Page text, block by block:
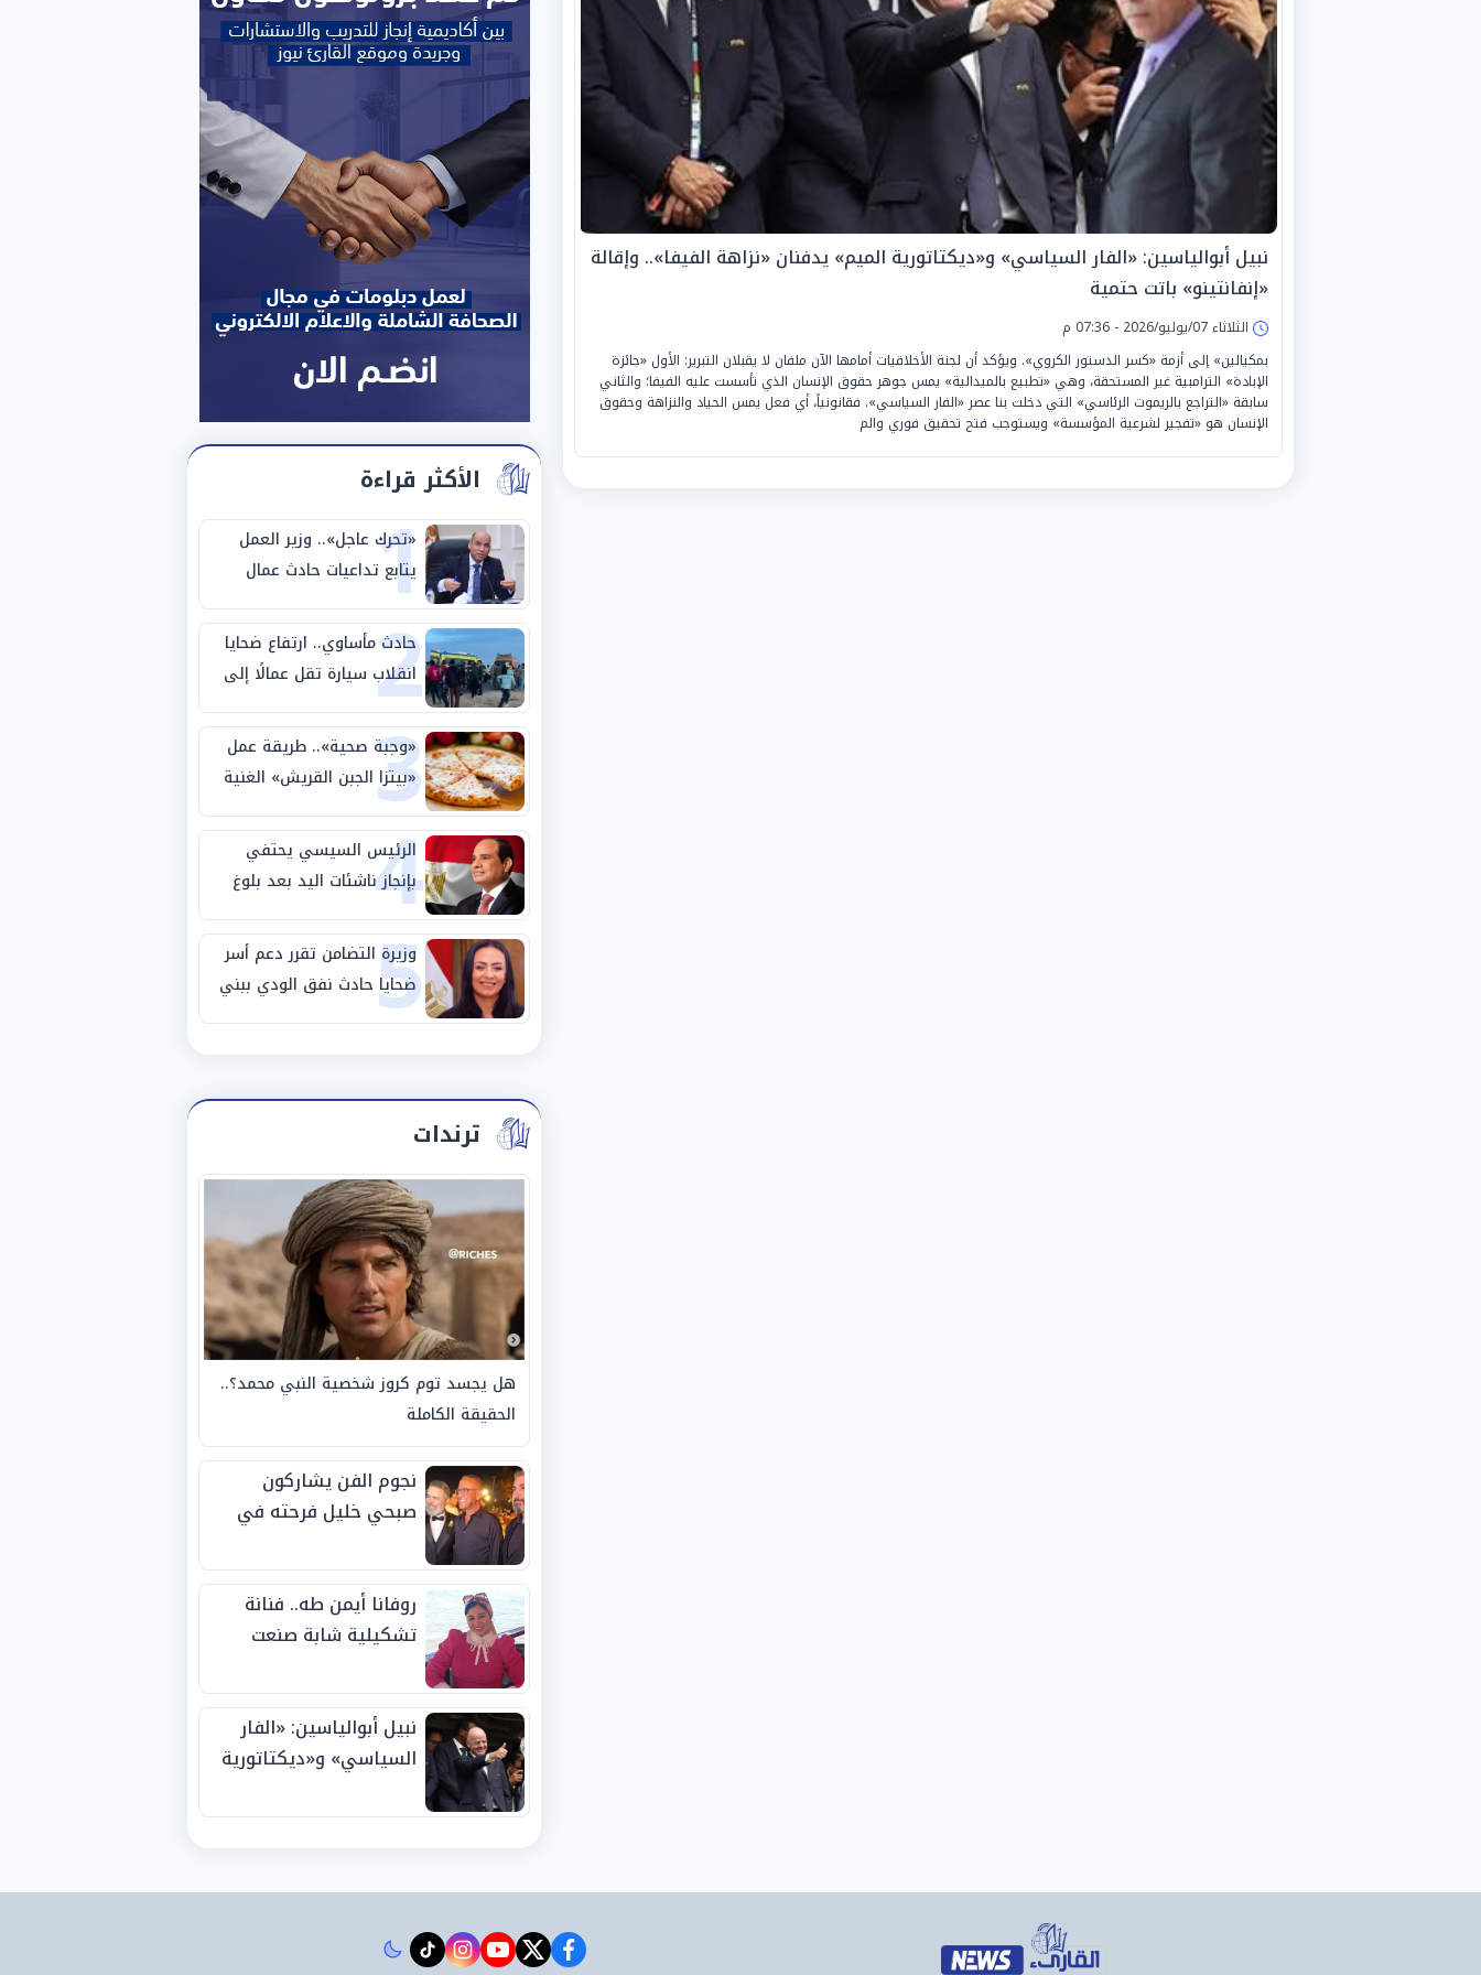
نبيل أبوالياسين: «الفار السياسي» و«ديكتاتورية الميم» يدفنان «نزاهة الفيفا».. وإقالة
«إنفانتينو» باتت حتمية
الثلاثاء 07/يوليو/2026 - 07:36 م
بمكيالين» إلى أزمة «كسر الدستور الكروي». ويؤكد أن لجنة الأخلاقيات أمامها الآن ملفان لا يقبلان التبرير: الأول «جائزة
الإبادة» الترامبية غير المستحقة، وهي «تطبيع بالميدالية» يمس جوهر حقوق الإنسان الذي تأسست عليه الفيفا؛ والثاني
سابقة «التراجع بالريموت الرئاسي» التي دخلت بنا عصر «الفار السياسي». فقانونياً، أي فعل يمس الحياد والنزاهة وحقوق
الإنسان هو «تفجير لشرعية المؤسسة» ويستوجب فتح تحقيق فوري والم
الأكثر قراءة
1
«تحرك عاجل».. وزير العمل
يتابع تداعيات حادث عمال
طريق بني سويف الصحراوي
2
حادث مأساوي.. ارتفاع ضحايا
انقلاب سيارة تقل عمالًا إلى
14 شخصًا
3
«وجبة صحية».. طريقة عمل
«بيتزا الجبن القريش» الغنية
بالبروتين
4
الرئيس السيسي يحتفي
بإنجاز ناشئات اليد بعد بلوغ
نصف نهائي كأس العالم
5
وزيرة التضامن تقرر دعم أسر
ضحايا حادث نفق الودي ببني
سويف
ترندات
هل يجسد توم كروز شخصية النبي محمد؟..
الحقيقة الكاملة
نجوم الفن يشاركون
صبحي خليل فرحته في
روفانا أيمن طه.. فنانة
تشكيلية شابة صنعت
الجوائز منذ الصغر
نبيل أبوالياسين: «الفار
السياسي» و«ديكتاتورية
الفيفا».. وإقالة
facebook
twitter
youtube
instagram
tiktok